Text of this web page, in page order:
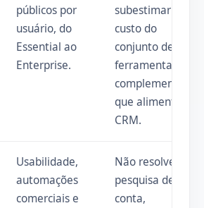
públicos por
usuário, do
Essential ao
Enterprise.
subestimar o
custo do
conjunto de
ferramentas
complementar
que alimenta o
CRM.
Usabilidade,
automações
comerciais e
Não resolve
pesquisa de
conta,